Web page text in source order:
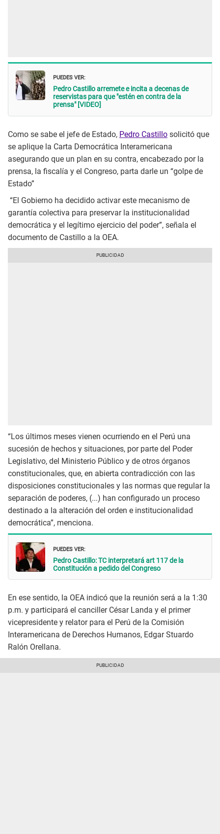
PUEDES VER:
Pedro Castillo arremete e incita a decenas de
reservistas para que "estén en contra de la
prensa" [VIDEO]
Como se sabe el jefe de Estado, Pedro Castillo solicitó que
se aplique la Carta Democrática Interamericana
asegurando que un plan en su contra, encabezado por la
prensa, la fiscalía y el Congreso, parta darle un “golpe de
Estado”
“El Gobierno ha decidido activar este mecanismo de
garantía colectiva para preservar la institucionalidad
democrática y el legítimo ejercicio del poder”, señala el
documento de Castillo a la OEA.
“Los últimos meses vienen ocurriendo en el Perú una
sucesión de hechos y situaciones, por parte del Poder
Legislativo, del Ministerio Público y de otros órganos
constitucionales, que, en abierta contradicción con las
disposiciones constitucionales y las normas que regular la
separación de poderes, (...) han configurado un proceso
destinado a la alteración del orden e institucionalidad
democrática”, menciona.
PUEDES VER:
Pedro Castillo: TC interpretará art 117 de la
Constitución a pedido del Congreso
En ese sentido, la OEA indicó que la reunión será a la 1:30
p.m. y participará el canciller César Landa y el primer
vicepresidente y relator para el Perú de la Comisión
Interamericana de Derechos Humanos, Edgar Stuardo
Ralón Orellana.